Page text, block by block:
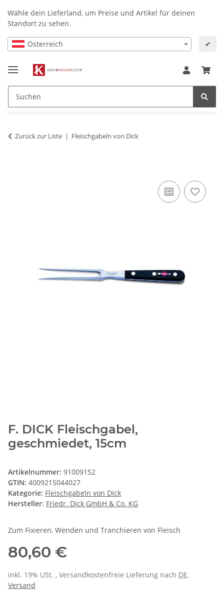
Wähle dein Lieferland, um Preise und Artikel für deinen
Standort zu sehen.
Österreich ✔
Zurück zur Liste Fleischgabeln von Dick
F. DICK Fleischgabel,
geschmiedet, 15cm
Artikelnummer: 91009152
GTIN: 4009215044027
Kategorie: Fleischgabeln von Dick
Hersteller: Friedr. Dick GmbH & Co. KG
Zum Fixieren, Wenden und Tranchieren von Fleisch
80,60 €
inkl. 19% USt. , Versandkostenfreie Lieferung nach DE.
Versand